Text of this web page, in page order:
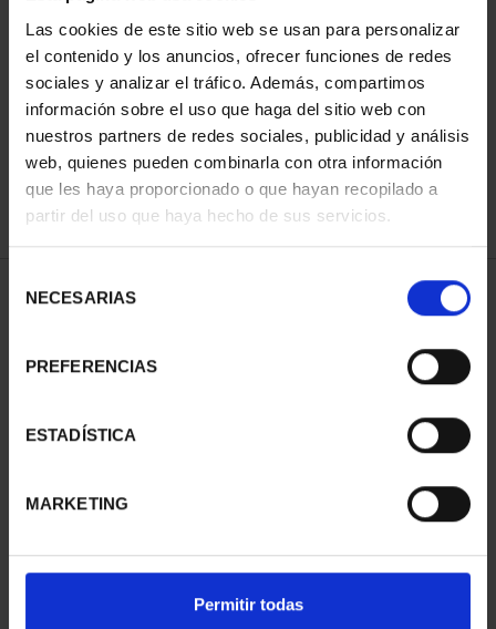
Las cookies de este sitio web se usan para personalizar
el contenido y los anuncios, ofrecer funciones de redes
sociales y analizar el tráfico. Además, compartimos
información sobre el uso que haga del sitio web con
nuestros partners de redes sociales, publicidad y análisis
web, quienes pueden combinarla con otra información
que les haya proporcionado o que hayan recopilado a
partir del uso que haya hecho de sus servicios.
NECESARIAS
PREFERENCIAS
ESTADÍSTICA
MARKETING
Permitir todas
ORDENAR POR:
REFINAR
1 Productos encontrados
NACIONAL II - PALACIO